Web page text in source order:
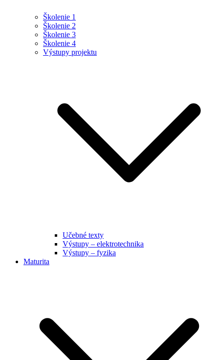
Školenie 1
Školenie 2
Školenie 3
Školenie 4
Výstupy projektu
Učebné texty
Výstupy – elektrotechnika
Výstupy – fyzika
Maturita